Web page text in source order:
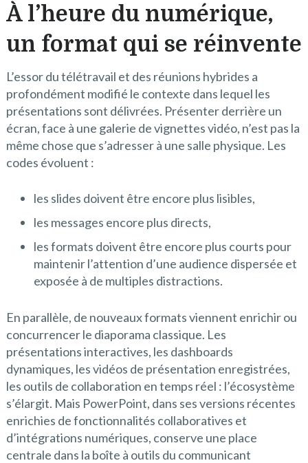
À l’heure du numérique,
un format qui se réinvente
L’essor du télétravail et des réunions hybrides a
profondément modifié le contexte dans lequel les
présentations sont délivrées. Présenter derrière un
écran, face à une galerie de vignettes vidéo, n’est pas la
même chose que s’adresser à une salle physique. Les
codes évoluent :
les slides doivent être encore plus lisibles,
les messages encore plus directs,
les formats doivent être encore plus courts pour
maintenir l’attention d’une audience dispersée et
exposée à de multiples distractions.
En parallèle, de nouveaux formats viennent enrichir ou
concurrencer le diaporama classique. Les
présentations interactives, les dashboards
dynamiques, les vidéos de présentation enregistrées,
les outils de collaboration en temps réel : l’écosystème
s’élargit. Mais PowerPoint, dans ses versions récentes
enrichies de fonctionnalités collaboratives et
d’intégrations numériques, conserve une place
centrale dans la boîte à outils du communicant